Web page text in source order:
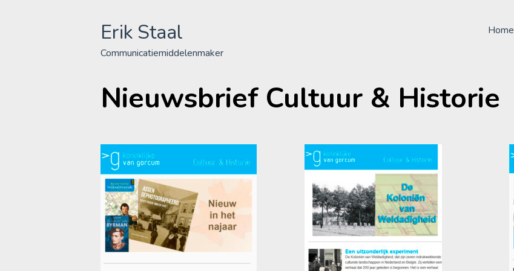
Erik Staal
Communicatiemiddelenmaker
Home
Nieuwsbrief Cultuur & Historie